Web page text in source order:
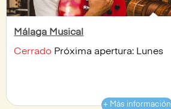
Málaga Musical
Cerrado Próxima apertura: Lunes
+ Más información